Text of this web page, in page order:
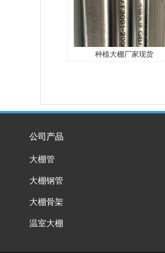
20*20mm，40*60mm，40...
种植大棚厂家现货
式。...
公司产品
大棚管
大棚钢管
大棚骨架
温室大棚